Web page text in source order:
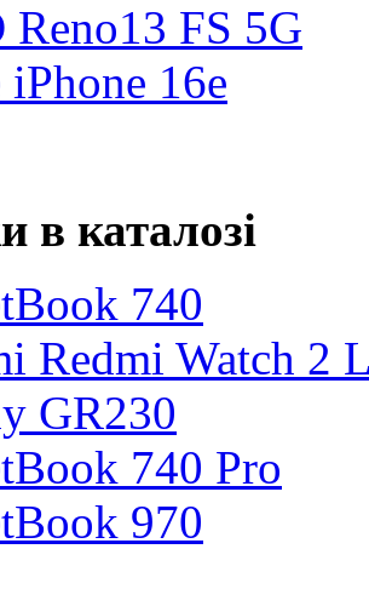
Reno13 FS 5G
16e
в каталозі
740
Redmi Watch 2
GR230
740 Pro
970